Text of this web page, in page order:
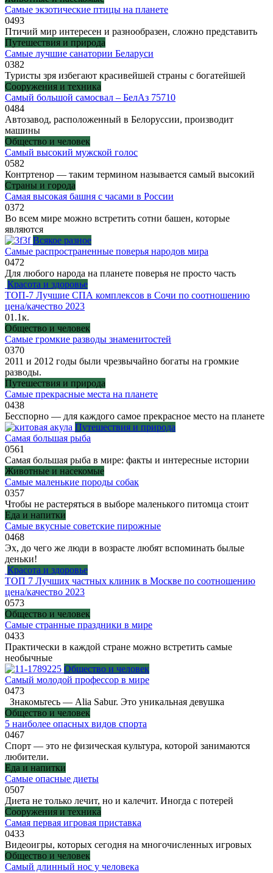
Самые экзотические птицы на планете
0493
Птичий мир интересен и разнообразен, сложно представить
Путешествия и природа
Самые лучшие санатории Беларуси
0382
Туристы зря избегают красивейшей страны с богатейшей
Сооружения и техника
Самый большой самосвал – БелАз 75710
0484
Автозавод, расположенный в Белоруссии, производит
машины
Общество и человек
Самый высокий мужской голос
0582
Контртенор — таким термином называется самый высокий
Страны и города
Самая высокая башня с часами в России
0372
Во всем мире можно встретить сотни башен, которые
являются
Всякое разное
Самые распространенные поверья народов мира
0472
Для любого народа на планете поверья не просто часть
Красота и здоровье
ТОП-7 Лучшие СПА комплексов в Сочи по соотношению
цена/качество 2023
01.1к.
Общество и человек
Самые громкие разводы знаменитостей
0370
2011 и 2012 годы были чрезвычайно богаты на громкие
разводы.
Путешествия и природа
Самые прекрасные места на планете
0438
Бесспорно — для каждого самое прекрасное место на планете
Путешествия и природа
Самая большая рыба
0561
Самая большая рыба в мире: факты и интересные истории
Животные и насекомые
Самые маленькие породы собак
0357
Чтобы не растеряться в выборе маленького питомца стоит
Еда и напитки
Самые вкусные советские пирожные
0468
Эх, до чего же люди в возрасте любят вспоминать былые
деньки!
Красота и здоровье
ТОП 7 Лучших частных клиник в Москве по соотношению
цена/качество 2023
0573
Общество и человек
Самые странные праздники в мире
0433
Практически в каждой стране можно встретить самые
необычные
Общество и человек
Самый молодой профессор в мире
0473
Знакомьтесь — Alia Sabur. Это уникальная девушка
Общество и человек
5 наиболее опасных видов спорта
0467
Спорт — это не физическая культура, которой занимаются
любители.
Еда и напитки
Самые опасные диеты
0507
Диета не только лечит, но и калечит. Иногда с потерей
Сооружения и техника
Самая первая игровая приставка
0433
Видеоигры, которых сегодня на многочисленных игровых
Общество и человек
Самый длинный нос у человека